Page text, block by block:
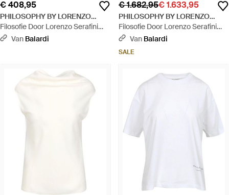
€ 408,95
PHILOSOPHY BY LORENZO
SERAFINI
Filosofie Door Lorenzo Serafini
Zeekleding Wit - Wit
Van Balardi
€ 1.682,95€ 1.633,95
PHILOSOPHY BY LORENZO
SERAFINI
Filosofie Door Lorenzo Serafini
Coats Brown - Bruin
Van Balardi
SALE